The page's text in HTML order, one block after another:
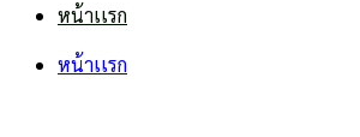
หน้าเเรก
หน้าเเรก